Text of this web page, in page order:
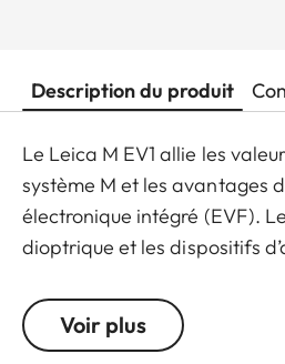
Description du produit
Le Leica M EV1 allie les
système M et les avantages
électronique intégré (EVF).
dioptrique et les dispositifs
précise, en particulier avec
Summilux et Noctilux lorsque
Voir plus